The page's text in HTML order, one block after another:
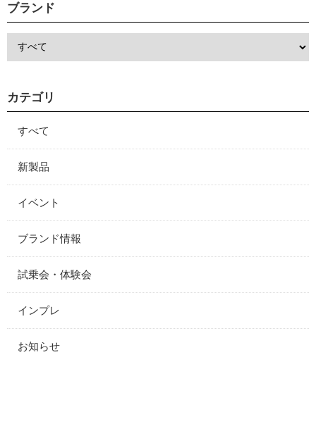
ブランド
カテゴリ
すべて
新製品
イベント
ブランド情報
試乗会・体験会
インプレ
お知らせ